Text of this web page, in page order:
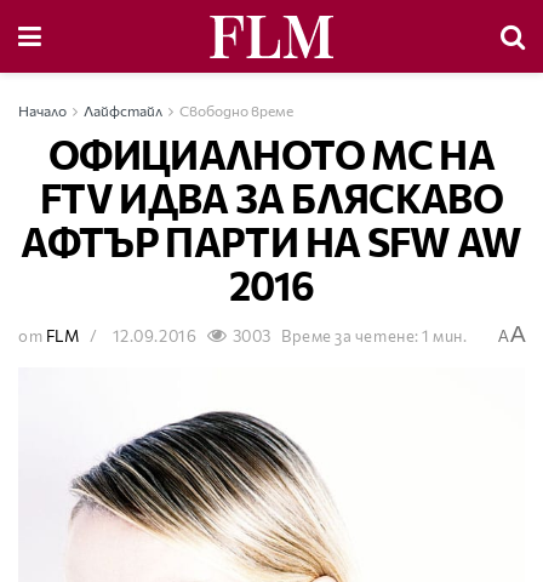
Начало Лайфстайл Свободно време
ОФИЦИАЛНОТО МС НА
FTV ИДВА ЗА БЛЯСКАВО
АФТЪР ПАРТИ НА SFW AW
2016
от FLM 12.09.2016 3003 Време за четене: 1 мин. AA